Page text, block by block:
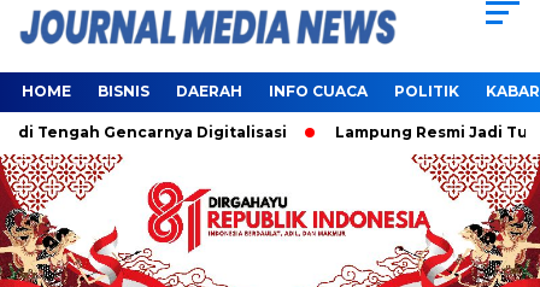
HOME BISNIS DAERAH INFO CUACA POLITIK
Gencarnya Digitalisasi Lampung Resmi Jadi Tuan